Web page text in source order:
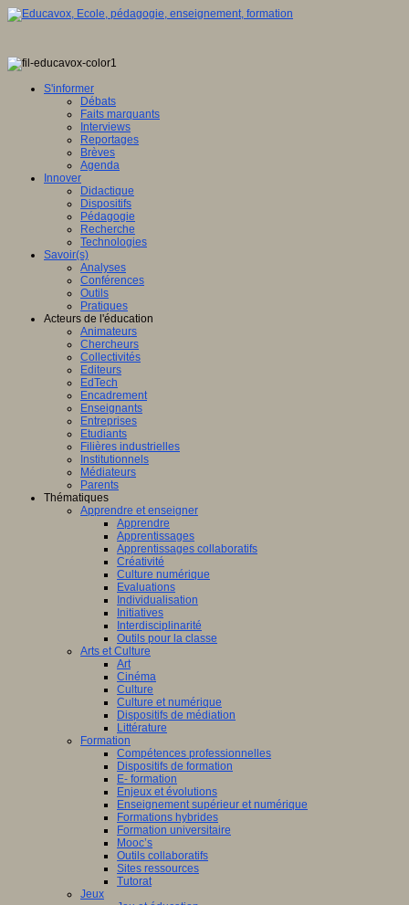
S'informer
Débats
Faits marquants
Interviews
Reportages
Brèves
Agenda
Innover
Didactique
Dispositifs
Pédagogie
Recherche
Technologies
Savoir(s)
Analyses
Conférences
Outils
Pratiques
Acteurs de l'éducation
Animateurs
Chercheurs
Collectivités
Editeurs
EdTech
Encadrement
Enseignants
Entreprises
Etudiants
Filières industrielles
Institutionnels
Médiateurs
Parents
Thématiques
Apprendre et enseigner
Apprendre
Apprentissages
Apprentissages collaboratifs
Créativité
Culture numérique
Evaluations
Individualisation
Initiatives
Interdisciplinarité
Outils pour la classe
Arts et Culture
Art
Cinéma
Culture
Culture et numérique
Dispositifs de médiation
Littérature
Formation
Compétences professionnelles
Dispositifs de formation
E- formation
Enjeux et évolutions
Enseignement supérieur et numérique
Formations hybrides
Formation universitaire
Mooc’s
Outils collaboratifs
Sites ressources
Tutorat
Jeux